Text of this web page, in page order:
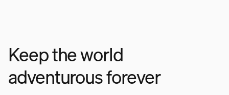
Keep the world
adventurous forever